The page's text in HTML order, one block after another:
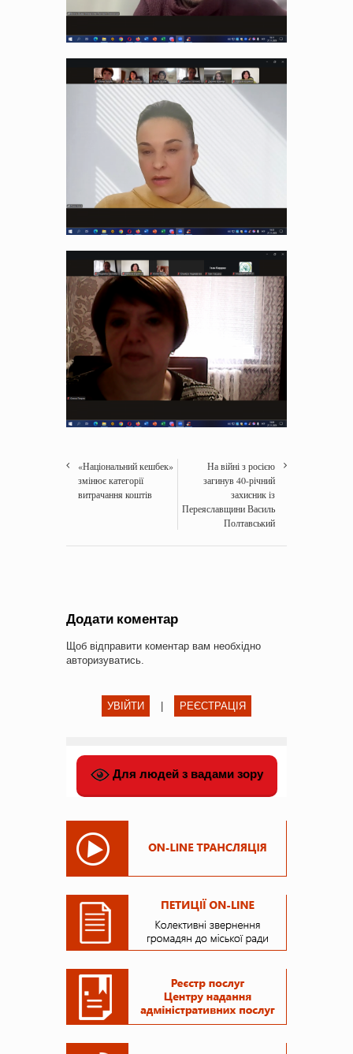
«Національний кешбек»
змінює категорії
витрачання коштів
На війні з росією
загинув 40-річний
захисник із
Переяславщини Василь
Полтавський
Додати коментар
Щоб відправити коментар вам необхідно
авторизуватись
УВІЙТИ | РЕЄСТРАЦІЯ
Для людей з вадами зору